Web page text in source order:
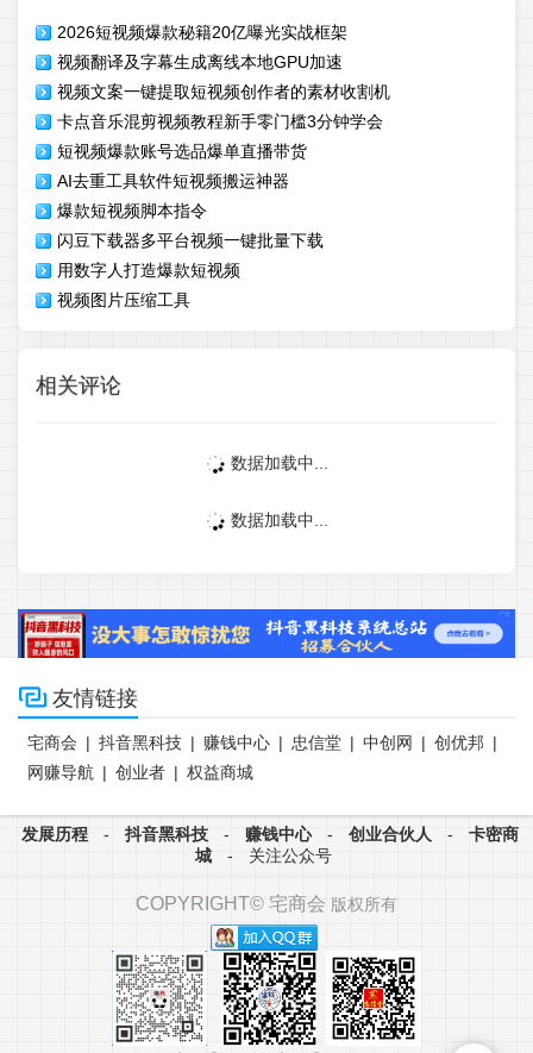
2026短视频爆款秘籍20亿曝光实战框架
视频翻译及字幕生成离线本地GPU加速
视频文案一键提取短视频创作者的素材收割机
卡点音乐混剪视频教程新手零门槛3分钟学会
短视频爆款账号选品爆单直播带货
AI去重工具软件短视频搬运神器
爆款短视频脚本指令
闪豆下载器多平台视频一键批量下载
用数字人打造爆款短视频
视频图片压缩工具
相关评论
数据加载中...
数据加载中...
 友情链接
宅商会 | 抖音黑科技 | 赚钱中心 | 忠信堂 | 中创网 | 创优邦 |
网赚导航 | 创业者 | 权益商城
发展历程 - 抖音黑科技 - 赚钱中心 - 创业合伙人 -
卡密商
城
- 关注公众号
COPYRIGHT© 宅商会 版权所有